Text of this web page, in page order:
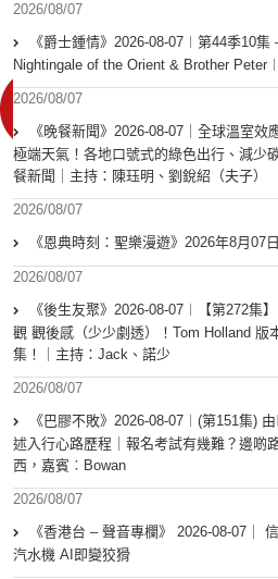
2026/08/07
《爵士鍾情》2026-08-07︱第44季10
Nightingale of the Orient & Brother
2026/08/07
《晚餐新聞》2026-08-07｜全球溫室
極端天氣！各地口號式的綠色出行、減少
餐新聞｜主持：陳珏明、劉銳紹（夫子）
2026/08/07
《恩典時刻：聖樂漫遊》2026年8月07
2026/08/07
《後生友聚》2026-08-07︱【第272集
觀 觀後感（少少劇透）！Tom Holland 版
集！｜主持：Jack、諾少
2026/08/07
《巴膠不敗》2026-08-07︱(第151集)
述入行心路歷程｜報名考試有幾難？邊啲
西，嘉賓︰Bowan
2026/08/07
《香港台 – 聲音專欄》 2026-08-07｜
汽水機 AI即變狡猾